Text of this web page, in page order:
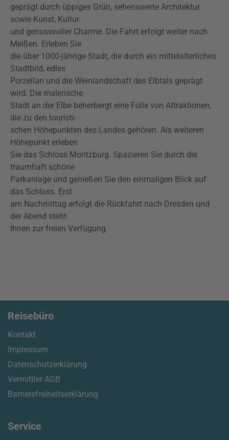
geprägt durch üppiges Grün, sehenswerte Architektur
sowie Kunst, Kultur
und genussvoller Charme. Die Fahrt erfolgt weiter nach
Meißen. Erleben Sie
die über 1000-jährige Stadt, die durch ein mittelalterliches
Stadtbild, edles
Porzellan und die Weinlandschaft des Elbtals geprägt
wird. Die malerische
Stadt an der Elbe beherbergt eine Fülle von Attraktionen,
die zu den touristi-
schen Höhepunkten des Landes gehören. Als weiteren
Höhepunkt erleben
Sie das Schloss Moritzburg. Spazieren Sie durch die
traumhaft schöne
Parkanlage und genießen Sie den einmaligen Blick auf
das Schloss. Erst
am Nachmittag erfolgt die Rückfahrt nach Dresden und
der Abend steht
Ihnen zur freien Verfügung.
Reisebüro
Kontakt
Impressum
Datenschutzerklärung
Vermittler AGB
Barrierefreiheitserklärung
Service